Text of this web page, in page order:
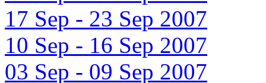
17 Sep - 23 Sep 2007
10 Sep - 16 Sep 2007
03 Sep - 09 Sep 2007